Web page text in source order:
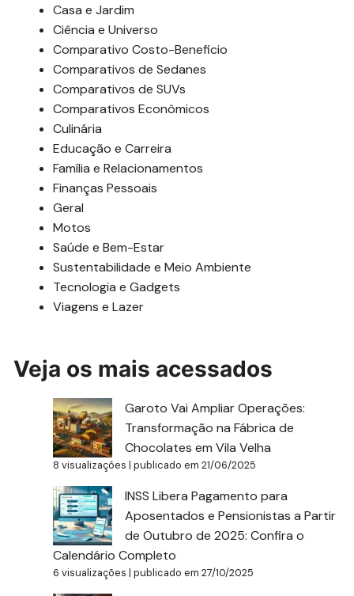
Casa e Jardim
Ciência e Universo
Comparativo Costo-Beneficio
Comparativos de Sedanes
Comparativos de SUVs
Comparativos Econômicos
Culinária
Educação e Carreira
Família e Relacionamentos
Finanças Pessoais
Geral
Motos
Saúde e Bem-Estar
Sustentabilidade e Meio Ambiente
Tecnologia e Gadgets
Viagens e Lazer
Veja os mais acessados
Garoto Vai Ampliar Operações:
Transformação na Fábrica de
Chocolates em Vila Velha
8 visualizações |publicado em 21/06/2025
INSS Libera Pagamento para
Aposentados e Pensionistas a Partir
de Outubro de 2025: Confira o
Calendário Completo
6 visualizações |publicado em 27/10/2025